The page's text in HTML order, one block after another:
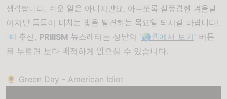
생각합니다. 쉬운 일은 아니지만요. 아무쪼록 살풍경한 겨울날
이지만 틈틈이 비치는 빛을 발견하는 목요일 되시길 바랍니다!
📧 추신, PRIIISM 뉴스레터는 상단의 '🌏웹에서 보기' 버튼
을 누르면 보다 쾌적하게 읽으실 수 있습니다.
🌻 Green Day - American Idiot